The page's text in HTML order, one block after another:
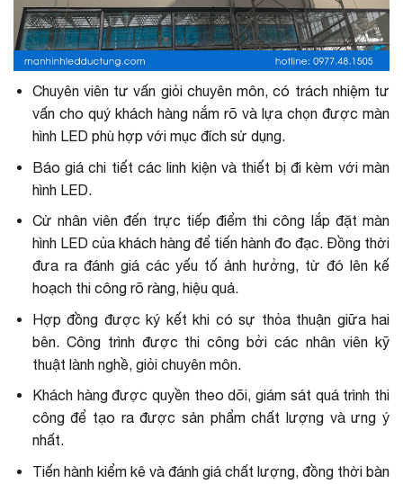
Chuyên viên tư vấn giỏi chuyên môn, có trách nhiệm tư
vấn cho quý khách hàng nắm rõ và lựa chọn được màn
hình LED phù hợp với mục đích sử dụng.
Báo giá chi tiết các linh kiện và thiết bị đi kèm với màn
hình LED.
Cử nhân viên đến trực tiếp điểm thi công lắp đặt màn
hình LED của khách hàng để tiến hành đo đạc. Đồng thời
đưa ra đánh giá các yếu tố ảnh hưởng, từ đó lên kế
hoạch thi công rõ ràng, hiệu quả.
Hợp đồng được ký kết khi có sự thỏa thuận giữa hai
bên. Công trình được thi công bởi các nhân viên kỹ
thuật lành nghề, giỏi chuyên môn.
Khách hàng được quyền theo dõi, giám sát quá trình thi
công để tạo ra được sản phẩm chất lượng và ưng ý
nhất.
Tiến hành kiểm kê và đánh giá chất lượng, đồng thời bàn